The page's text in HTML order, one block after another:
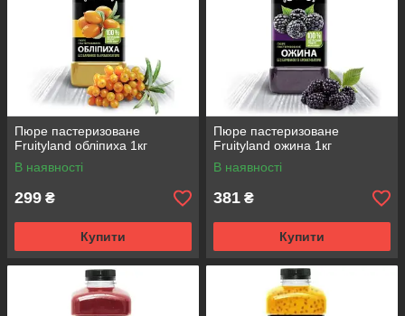
Пюре пастеризоване
Fruityland обліпиха 1кг
В наявності
299 ₴
Купити
Пюре пастеризоване
Fruityland ожина 1кг
В наявності
381 ₴
Купити